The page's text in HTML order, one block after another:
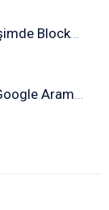
Dijital Paranın İzinde: Adli Bilişimde Blockchain Analizi
Açık Kaynak Araştırmasında Google Arama Yöntemleri: Detaylı Rehber